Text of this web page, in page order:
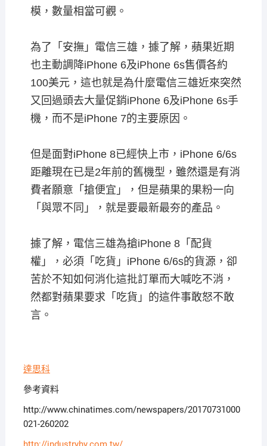
模，數量相當可觀。
為了「安撫」電信三雄，據了解，蘋果近期
也主動調降iPhone 6及iPhone 6s售價各約
100美元，這也就是為什麼電信三雄近來突然
又回過頭去大量促銷iPhone 6及iPhone 6s手
機，而不是iPhone 7的主要原因。
但是面對iPhone 8已經快上市，iPhone 6/6s
距離現在已是2年前的舊機型，雖然還是有消
費者願意「搶便宜」，但是蘋果的果粉一向
「與眾不同」，就是要最新最夯的產品。
據了解，電信三雄為搶iPhone 8「配貨
權」，必須「吃貨」iPhone 6/6s的貨源，卻
苦於不知如何消化這批訂單而大喊吃不消，
然都對蘋果要求「吃貨」的這件事敢怒不敢
言。
達思科
參考資料
http://www.chinatimes.com/newspapers/20170731000
021-260202